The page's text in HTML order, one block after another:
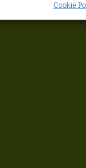
Cookie
VICO DEL
C.F.